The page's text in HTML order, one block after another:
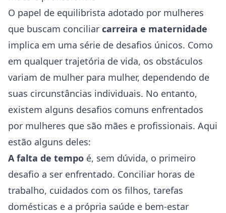
O papel de equilibrista adotado por mulheres
que buscam conciliar carreira e maternidade
implica em uma série de desafios únicos. Como
em qualquer trajetória de vida, os obstáculos
variam de mulher para mulher, dependendo de
suas circunstâncias individuais. No entanto,
existem alguns desafios comuns enfrentados
por mulheres que são mães e profissionais. Aqui
estão alguns deles:
A falta de tempo é, sem dúvida, o primeiro
desafio a ser enfrentado. Conciliar horas de
trabalho, cuidados com os filhos, tarefas
domésticas e a própria saúde e bem-estar